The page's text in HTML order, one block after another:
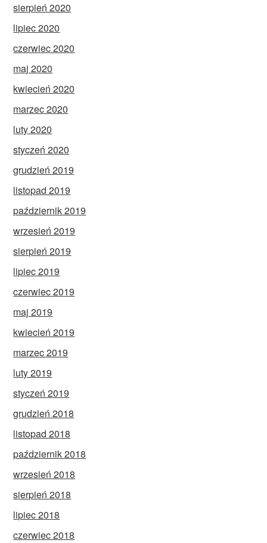
sierpień 2020
lipiec 2020
czerwiec 2020
maj 2020
kwiecień 2020
marzec 2020
luty 2020
styczeń 2020
grudzień 2019
listopad 2019
październik 2019
wrzesień 2019
sierpień 2019
lipiec 2019
czerwiec 2019
maj 2019
kwiecień 2019
marzec 2019
luty 2019
styczeń 2019
grudzień 2018
listopad 2018
październik 2018
wrzesień 2018
sierpień 2018
lipiec 2018
czerwiec 2018